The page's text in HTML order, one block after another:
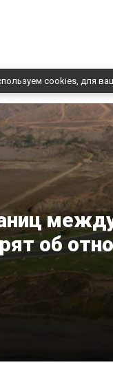
cookies, для
об